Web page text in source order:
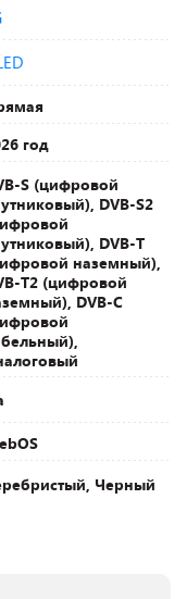
год
S (цифровой
DVB-S2
DVB-T
наземный),
T2 (цифровой
DVB-С
Черный